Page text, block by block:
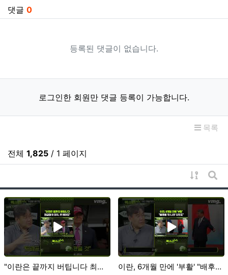
댓글 0
등록된 댓글이 없습니다.
로그인한 회원만 댓글 등록이 가능합니다.
목록
전체 1,825 / 1 페이지
게시물
게
"이란은 끝까지 버팁니다 최강대국 미국, 못 버텨요" … 이란, 6개월 만에 '부활' "배후에 '이 나라' 있었…